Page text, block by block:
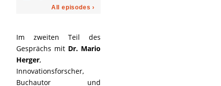
Im zweiten Teil des
Gesprächs mit Dr. Mario
Herger,
Innovationsforscher,
Buchautor und